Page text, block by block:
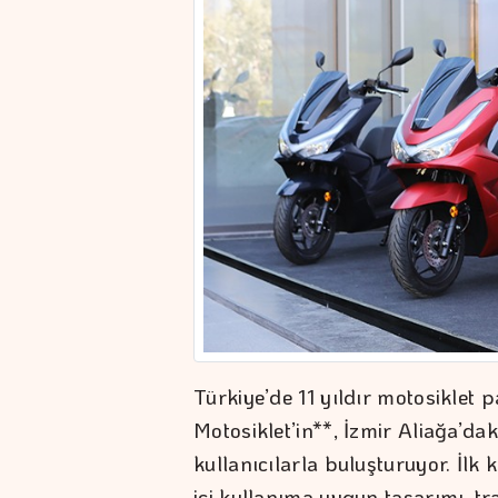
Türkiye’de 11 yıldır motosiklet
Motosiklet’in**, İzmir
kullanıcılarla buluşturuyor. İlk